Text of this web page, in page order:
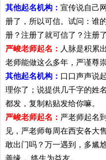
其他起名机构： 宣传说自己
册了，所以可信。试问：谁
册？注册了就可信了？注册
严峻老师起名： 人脉是积累
老师能做这么多年，严谨尊
其他起名机构： 口口声声说
理你了；说提供几千字的姓
都发，复制粘贴发给你嘛。
严峻老师起名： 严老师起名
见，严老师每周在西安各大
敢出门吗？万一遇到，多尴
善缘， 终生为益友。